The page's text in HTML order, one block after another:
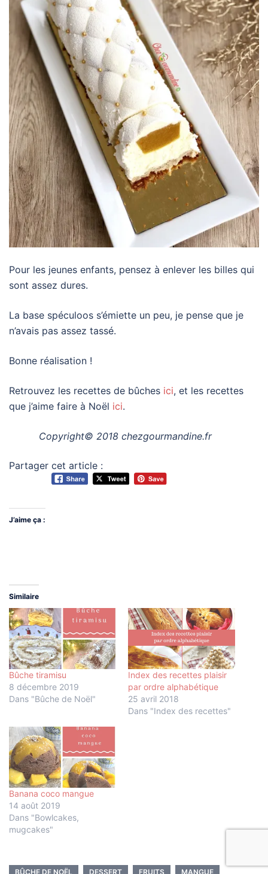
Pour les jeunes enfants, pensez à enlever les billes qui
sont assez dures.
La base spéculoos s’émiette un peu, je pense que je
n’avais pas assez tassé.
Bonne réalisation !
Retrouvez les recettes de bûches ici, et les recettes
que j’aime faire à Noël ici.
Copyright© 2018 chezgourmandine.fr
Partager cet article :
J’aime ça :
Similaire
Bûche tiramisu
8 décembre 2019
Dans "Bûche de Noël"
Index des recettes plaisir
par ordre alphabétique
25 avril 2018
Dans "Index des recettes"
Banana coco mangue
14 août 2019
Dans "Bowlcakes,
mugcakes"
BÛCHE DE NOËL DESSERT FRUITS MANGUE